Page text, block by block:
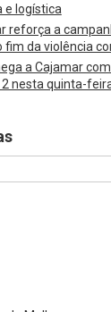
e logística
reforça a
fim da violência
a Cajamar
nesta quinta-